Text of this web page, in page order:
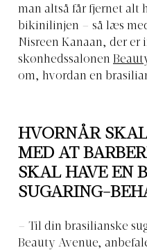
man altså får fjernet alt
bikinilinjen – så læs
Nisreen Kanaan, der er
skønhedssalonen
om, hvordan en
HVORNÅR
MED AT
SKAL HAVE EN
SUGARING-
– Til din brasilianske
Beauty Avenue,